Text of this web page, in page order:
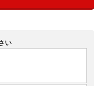
い